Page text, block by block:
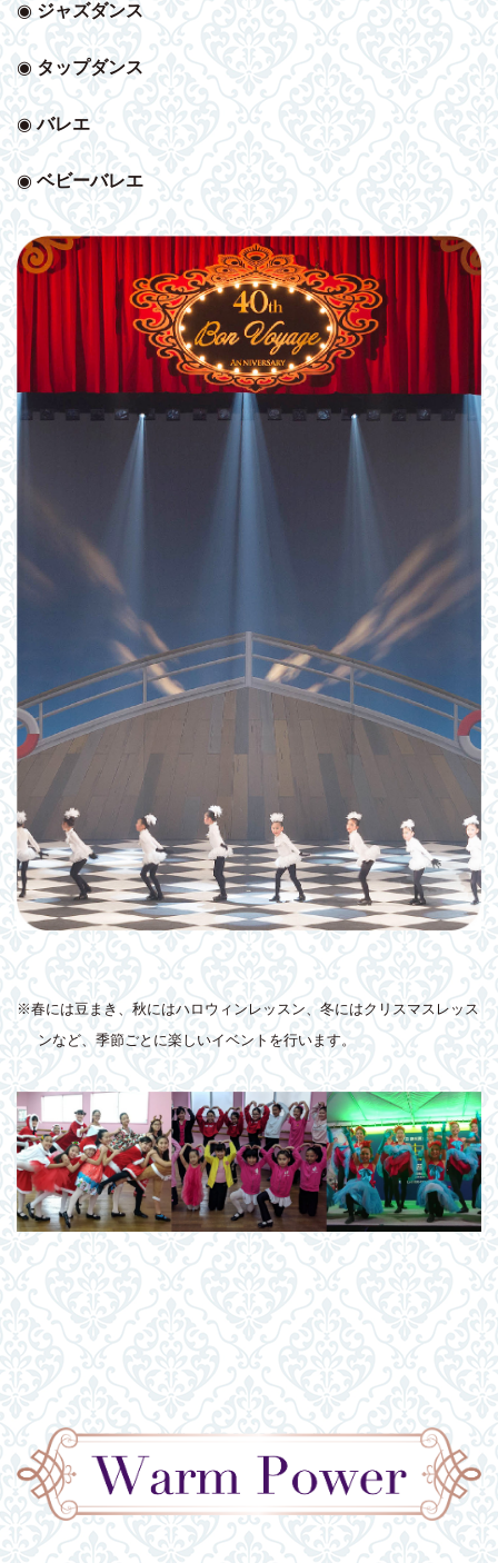
◉ ジャズダンス
◉ タップダンス
◉バレエ
◉ベビーバレエ
※春には豆まき、秋にはハロウィンレッスン、冬にはクリスマスレッス
ンなど、季節ごとに楽しいイベントを行います。